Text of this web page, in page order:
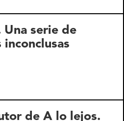
Una serie de
inconclusas
de A lo lejos.